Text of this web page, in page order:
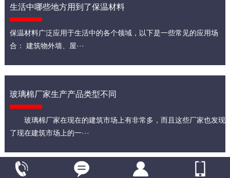
生活中哪些地方用到了保温材料
保温材料广泛应用于生活中的各个领域，以下是一些常见的应用场
合： 建筑物外墙、屋···
玻璃棉厂家生产产品类型不同
玻璃棉厂家在现在的建筑市场上有非常多，而且这些厂家也发现
了现在建筑市场上的一···